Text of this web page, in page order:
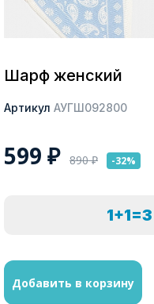
О компании
Шарф женский
Артикул АУГШ092800
599 ₽ 890₽ -32%
1+1=3
Добавить в корзину